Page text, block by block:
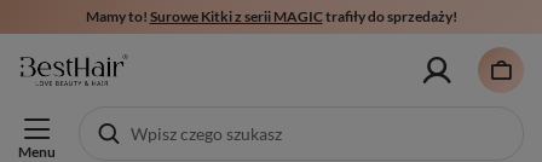
Mamy to! Surowe Kitki z serii MAGICtrafiły do sprzedaży!
Menu